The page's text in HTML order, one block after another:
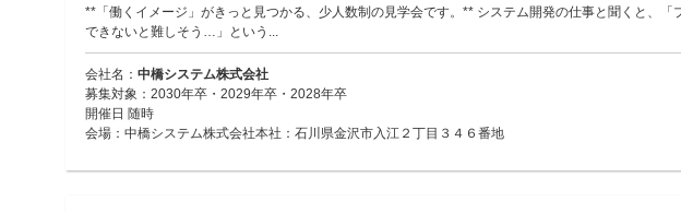
**「働くイメージ」がきっと見つかる、少人数制の見学会です。** システム開発の仕事と聞くと、「
できないと難しそう…」という...
会社名： 中橋システム株式会社
募集対象：2030年卒・2029年卒・2028年卒
開催日 随時
会場：中橋システム株式会社本社：石川県金沢市入江２丁目３４６番地